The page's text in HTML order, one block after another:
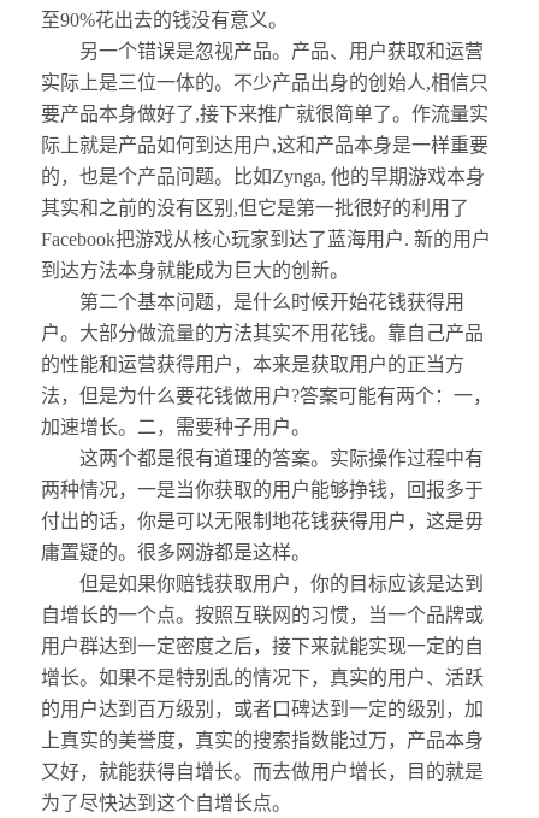
至90%花出去的钱没有意义。
另一个错误是忽视产品。产品、用户获取和运营
实际上是三位一体的。不少产品出身的创始人,相信只
要产品本身做好了,接下来推广就很简单了。作流量实
际上就是产品如何到达用户,这和产品本身是一样重要
的，也是个产品问题。比如Zynga, 他的早期游戏本身
其实和之前的没有区别,但它是第一批很好的利用了
Facebook把游戏从核心玩家到达了蓝海用户. 新的用户
到达方法本身就能成为巨大的创新。
第二个基本问题，是什么时候开始花钱获得用
户。大部分做流量的方法其实不用花钱。靠自己产品
的性能和运营获得用户，本来是获取用户的正当方
法，但是为什么要花钱做用户?答案可能有两个：一，
加速增长。二，需要种子用户。
这两个都是很有道理的答案。实际操作过程中有
两种情况，一是当你获取的用户能够挣钱，回报多于
付出的话，你是可以无限制地花钱获得用户，这是毋
庸置疑的。很多网游都是这样。
但是如果你赔钱获取用户，你的目标应该是达到
自增长的一个点。按照互联网的习惯，当一个品牌或
用户群达到一定密度之后，接下来就能实现一定的自
增长。如果不是特别乱的情况下，真实的用户、活跃
的用户达到百万级别，或者口碑达到一定的级别，加
上真实的美誉度，真实的搜索指数能过万，产品本身
又好，就能获得自增长。而去做用户增长，目的就是
为了尽快达到这个自增长点。